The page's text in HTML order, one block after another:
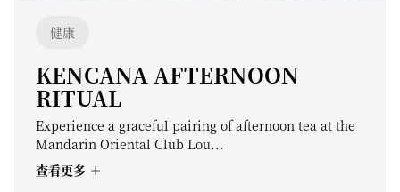
健康
KENCANA AFTERNOON
RITUAL
Experience a graceful pairing of afternoon tea at the
Mandarin Oriental Club Lou...
查看更多